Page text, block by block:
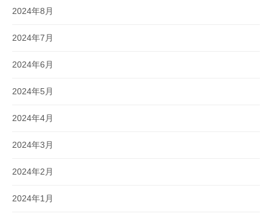
2024年8月
2024年7月
2024年6月
2024年5月
2024年4月
2024年3月
2024年2月
2024年1月